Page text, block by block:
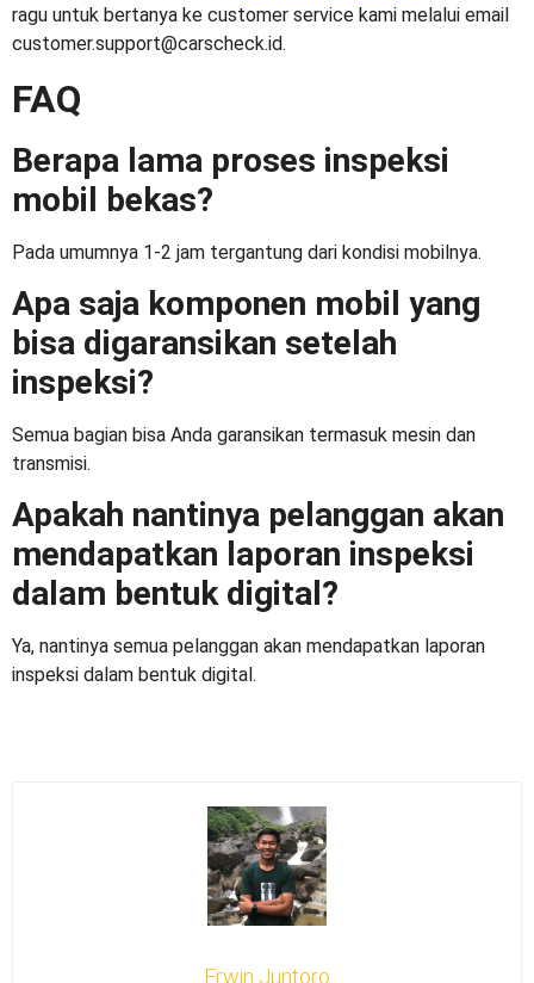
ragu untuk bertanya ke customer service kami melalui email
customer.support@carscheck.id.
FAQ
Berapa lama proses inspeksi
mobil bekas?
Pada umumnya 1-2 jam tergantung dari kondisi mobilnya.
Apa saja komponen mobil yang
bisa digaransikan setelah
inspeksi?
Semua bagian bisa Anda garansikan termasuk mesin dan
transmisi.
Apakah nantinya pelanggan akan
mendapatkan laporan inspeksi
dalam bentuk digital?
Ya, nantinya semua pelanggan akan mendapatkan laporan
inspeksi dalam bentuk digital.
Erwin Juntoro